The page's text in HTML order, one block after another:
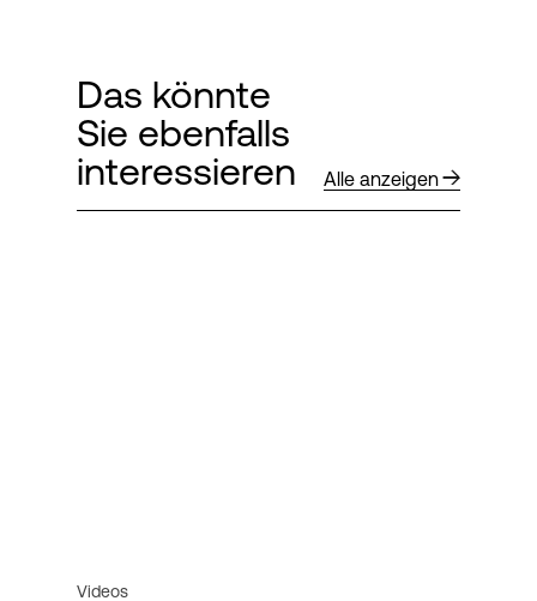
Das könnte
Sie ebenfalls
interessieren
Alle anzeigen
Videos